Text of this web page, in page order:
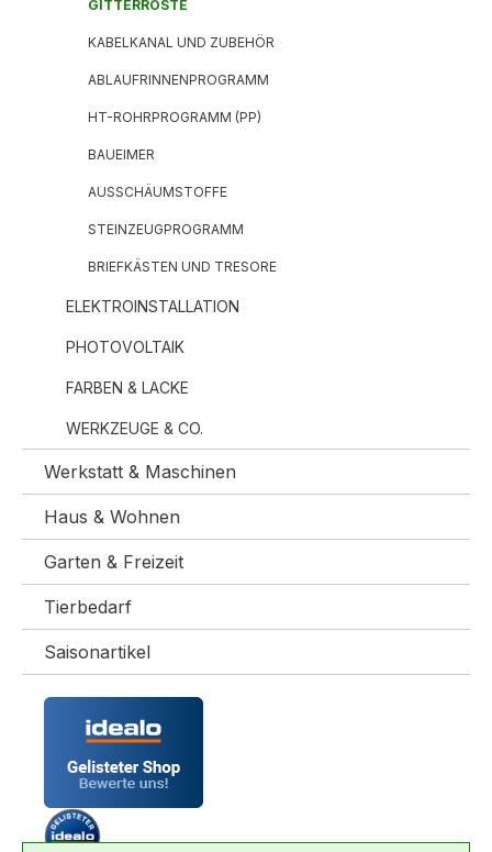
GITTERROSTE
KABELKANAL UND ZUBEHÖR
ABLAUFRINNENPROGRAMM
HT-ROHRPROGRAMM (PP)
BAUEIMER
AUSSCHÄUMSTOFFE
STEINZEUGPROGRAMM
BRIEFKÄSTEN UND TRESORE
ELEKTROINSTALLATION
PHOTOVOLTAIK
FARBEN & LACKE
WERKZEUGE & CO.
Werkstatt & Maschinen
Haus & Wohnen
Garten & Freizeit
Tierbedarf
Saisonartikel